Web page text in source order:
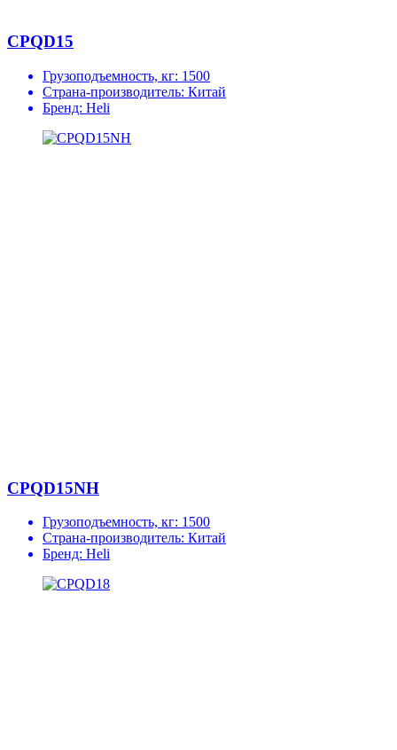
CPQD15
Грузоподъемность, кг: 1500
Страна-производитель: Китай
Бренд: Heli
CPQD15NH
Грузоподъемность, кг: 1500
Страна-производитель: Китай
Бренд: Heli